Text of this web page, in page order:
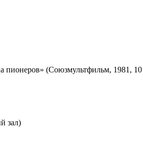
(Союзмультфильм, 1981,
зал)